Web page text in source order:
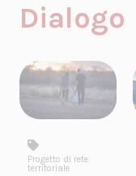
Dialogo
Progetto di rete
territoriale